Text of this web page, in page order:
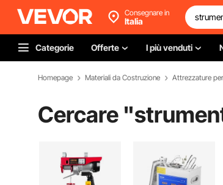
Consegnare in
Italia
Categorie Offerte I più venduti
Homepage Materiali da Costruzione Attrezzature
Cercare "